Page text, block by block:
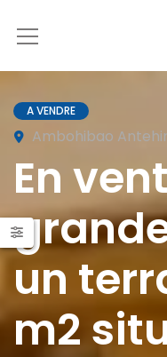
A VENDRE
Ambohibao
En
un
m2